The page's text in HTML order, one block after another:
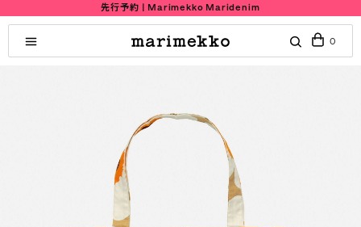
先行予約 | Marimekko Maridenim
0